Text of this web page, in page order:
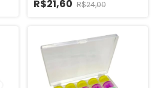
R$21,60 R$24,00